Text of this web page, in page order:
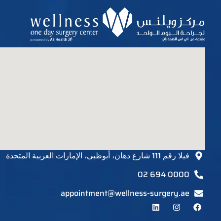
فيلا رقم 111 شارع دهان، أبوظبي، الإمارات العربية المتحدة
02 694 0000
appointment@wellness-surgery.ae